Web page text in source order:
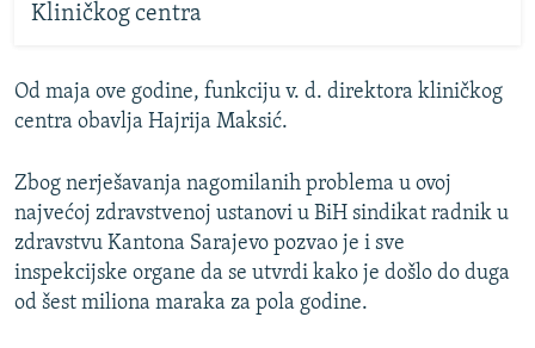
Kliničkog centra
Od maja ove godine, funkciju v. d. direktora kliničkog
centra obavlja Hajrija Maksić.
Zbog nerješavanja nagomilanih problema u ovoj
najvećoj zdravstvenoj ustanovi u BiH sindikat radnik u
zdravstvu Kantona Sarajevo pozvao je i sve
inspekcijske organe da se utvrdi kako je došlo do duga
od šest miliona maraka za pola godine.